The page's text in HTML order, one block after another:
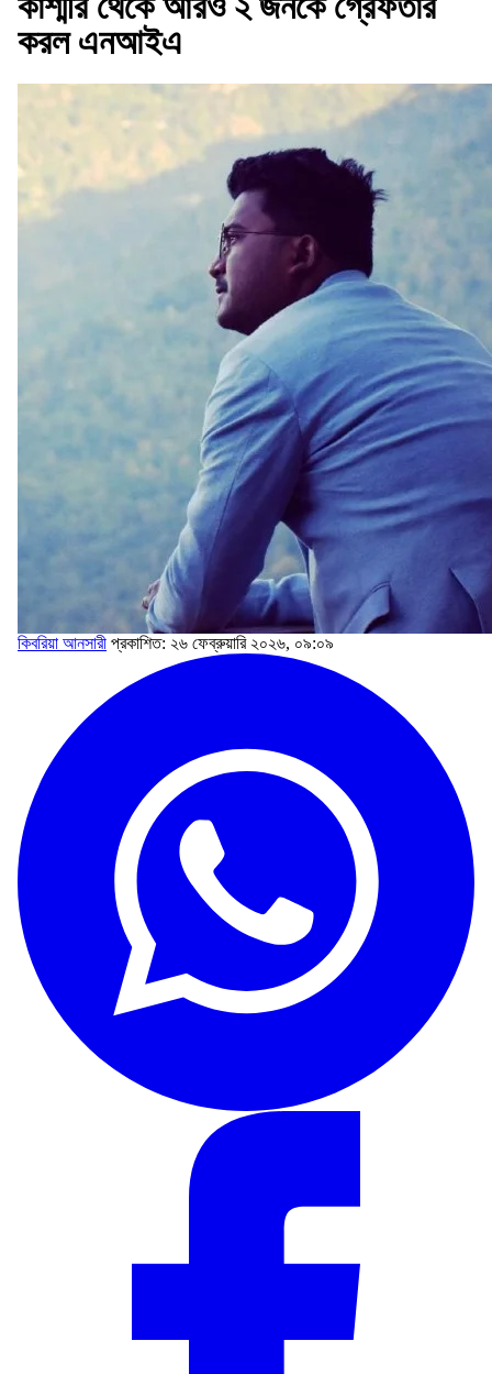
করল এনআইএ
কিবরিয়া আনসারী প্রকাশিত: ২৬ ফেব্রুয়ারি ২০২৬, ০৯:০৯